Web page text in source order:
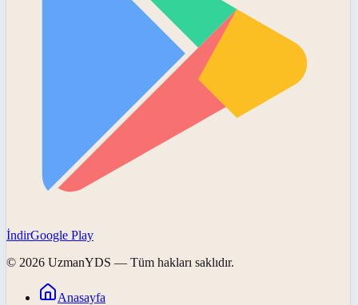
İndirGoogle Play
© 2026 UzmanYDS — Tüm hakları saklıdır.
Anasayfa